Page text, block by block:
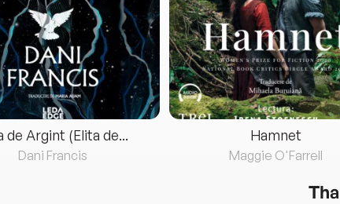
de Argint (Elita de...
Dani Francis
Hamnet
Maggie O'Farrell